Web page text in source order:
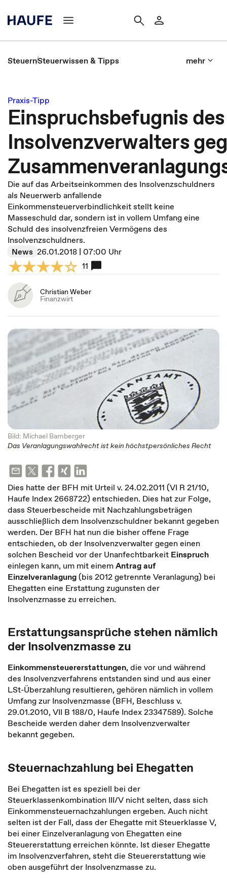
SteuernSteuerwissen & Tipps mehr
Praxis-Tipp
Einspruchsbefugnis des
Insolvenzverwalters
Die auf das Arbeitseinkommen des Insolvenzschuldners
als Neuerwerb anfallende
Einkommensteuerverbindlichkeit stellt keine
Masseschuld dar, sondern ist in vollem Umfang eine
Schuld des insolvenzfreien Vermögens des
Insolvenzschuldners.
News 26.01.2018 | 07:00 Uhr
11
Christian Weber
Finanzwirt
Bild: Michael Bamberger
Das Veranlagungswahlrecht ist kein höchstpersönliches Recht
Dies hatte der BFH mit Urteil v. 24.02.2011 (VI R 21/10,
Haufe Index 2668722) entschieden. Dies hat zur Folge,
dass Steuerbescheide mit Nachzahlungsbeträgen
ausschließlich dem Insolvenzschuldner bekannt gegeben
werden. Der BFH hat nun die bisher offene Frage
entschieden, ob der Insolvenzverwalter gegen einen
solchen Bescheid vor der Unanfechtbarkeit Einspruch
einlegen kann, um mit einemAntrag auf
Einzelveranlagung(bis 2012 getrennte Veranlagung) bei
Ehegatten eine Erstattung zugunsten der
Insolvenzmasse zu erreichen.
Erstattungsansprüche stehen nämlich
der Insolvenzmasse zu
Einkommensteuererstattungen, die vor und während
des Insolvenzverfahrens entstanden sind und aus einer
LSt-Überzahlung resultieren, gehören nämlich in vollem
Umfang zur Insolvenzmasse (BFH, Beschluss v.
29.01.2010, VII B 188/0, Haufe Index 23347589). Solche
Bescheide werden daher dem Insolvenzverwalter
bekannt gegeben.
Steuernachzahlung bei Ehegatten
Bei Ehegatten ist es speziell bei der
Steuerklassenkombination III/V nicht selten, dass sich
Einkommensteuernachzahlungen ergeben. Auch nicht
selten ist der Fall, dass der Ehegatte mit Steuerklasse V,
bei einer Einzelveranlagung von Ehegatten eine
Steuererstattung erreichen könnte. Ist dieser Ehegatte
im Insolvenzverfahren, steht die Steuererstattung wie
oben ausgeführt der Insolvenzmasse zu.